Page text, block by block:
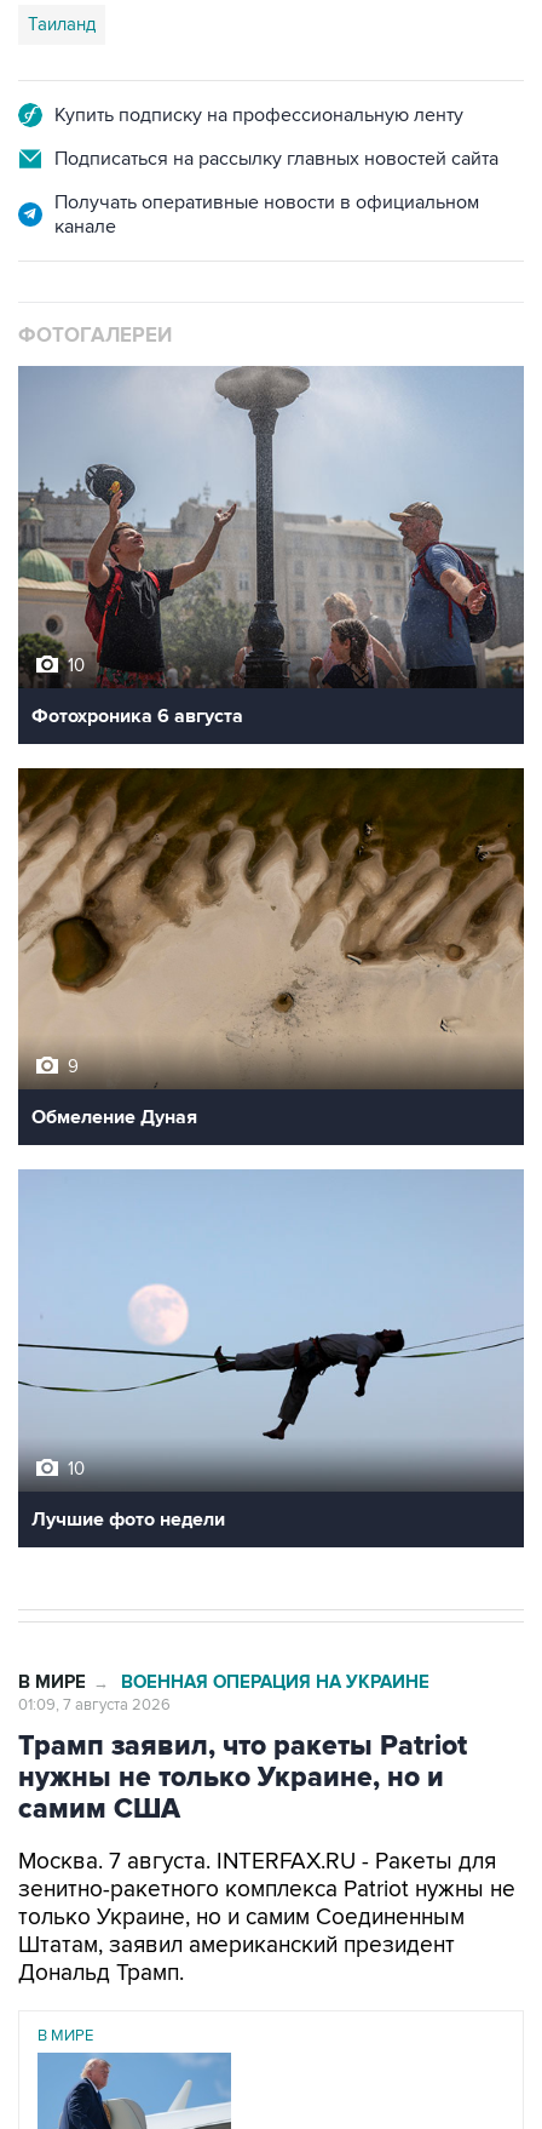
Таиланд
Купить подписку на профессиональную ленту
Подписаться на рассылку главных новостей сайта
Получать оперативные новости в официальном
канале
ФОТОГАЛЕРЕИ
10
Фотохроника 6 августа
9
Обмеление Дуная
10
Лучшие фото недели
В МИРЕ → ВОЕННАЯ ОПЕРАЦИЯ НА УКРАИНЕ
01:09, 7 августа 2026
Трамп заявил, что ракеты Patriot
нужны не только Украине, но и
самим США
Москва. 7 августа. INTERFAX.RU - Ракеты для
зенитно-ракетного комплекса Patriot нужны не
только Украине, но и самим Соединенным
Штатам, заявил американский президент
Дональд Трамп.
В МИРЕ